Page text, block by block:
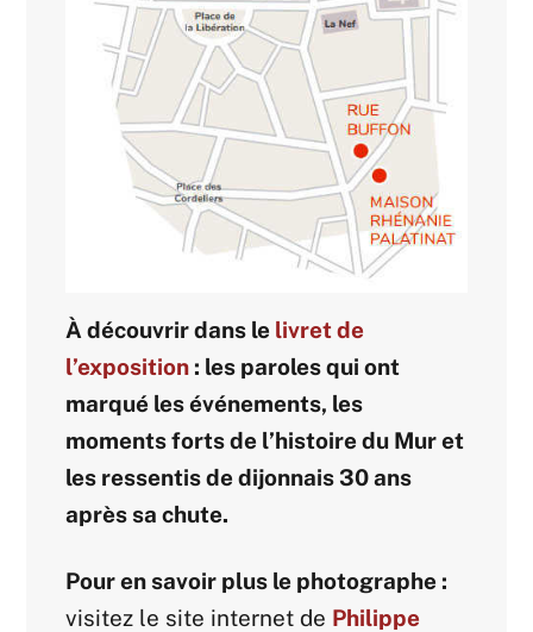
À découvrir dans le livret de
l’exposition : les paroles qui ont
marqué les événements, les
moments forts de l’histoire du Mur et
les ressentis de dijonnais 30 ans
après sa chute.
Pour en savoir plus le photographe :
visitez le site internet de Philippe